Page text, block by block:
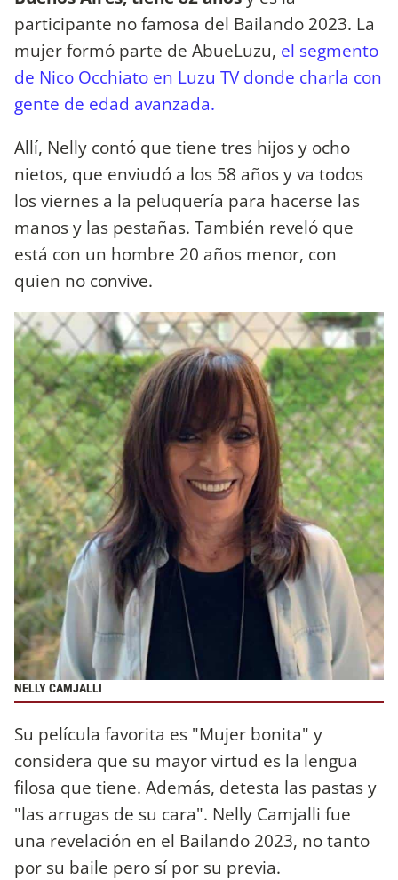
participante no famosa del Bailando 2023. La
mujer formó parte de AbueLuzu, el segmento
de Nico Occhiato en Luzu TV donde charla con
gente de edad avanzada.
Allí, Nelly contó que tiene tres hijos y ocho
nietos, que enviudó a los 58 años y va todos
los viernes a la peluquería para hacerse las
manos y las pestañas. También reveló que
está con un hombre 20 años menor, con
quien no convive.
NELLY CAMJALLI
Su película favorita es "Mujer bonita" y
considera que su mayor virtud es la lengua
filosa que tiene. Además, detesta las pastas y
"las arrugas de su cara". Nelly Camjalli fue
una revelación en el Bailando 2023, no tanto
por su baile pero sí por su previa.